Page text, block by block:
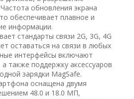
обновления экрана
обеспечивает плавное и
информации.
стандарты связи 2G, 3G, 4G
оставаться на связи в любых
интерфейсы включают
также поддержку аксессуаров
зарядки MagSafe.
оснащена двумя
48.0 и 18.0 МП,